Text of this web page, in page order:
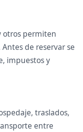
otros permiten
de reservar se
impuestos y
traslados,
entre